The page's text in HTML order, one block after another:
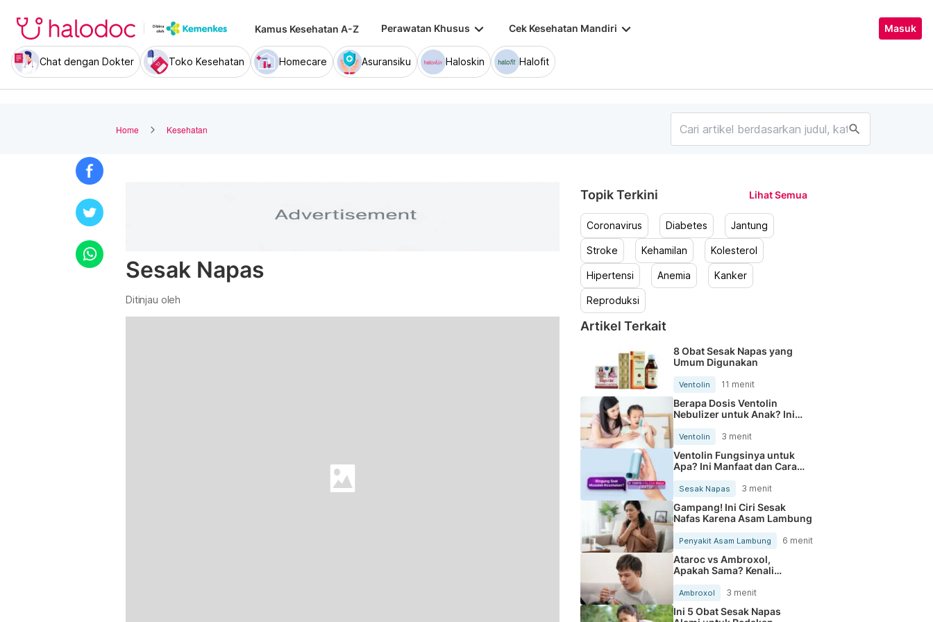
Kamus Kesehatan A-Z Perawatan Khusus keyboard_arrow_down Cek Kesehatan Mandiri keyboard_arrow_down Masuk
Chat dengan Dokter Toko Kesehatan Homecare Asuransiku Haloskin Halofit
Home Kesehatan search
Sesak Napas
Ditinjau oleh
Topik Terkini Lihat Semua
Coronavirus Diabetes Jantung
Stroke Kehamilan Kolesterol
Hipertensi Anemia Kanker
Reproduksi
Artikel Terkait
8 Obat Sesak Napas yang
Umum Digunakan
Ventolin 11 menit
Berapa Dosis Ventolin
Nebulizer untuk Anak? Ini
Ventolin 3 menit
Ventolin Fungsinya untuk
Apa? Ini Manfaat dan Cara
Sesak Napas 3 menit
Gampang! Ini Ciri Sesak
Nafas Karena Asam Lambung
Penyakit Asam Lambung 6 menit
Ataroc vs Ambroxol,
Apakah Sama? Kenali
Ambroxol 3 menit
Ini 5 Obat Sesak Napas